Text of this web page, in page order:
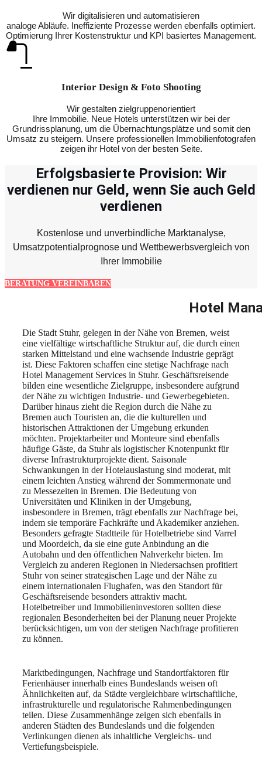
Wir digitalisieren und automatisieren
analoge Abläufe. Ineffiziente Prozesse werden ebenfalls optimiert.
Optimierung Ihrer Kostenstruktur und KPI basiertes Management.
Interior Design & Foto Shooting
Wir gestalten zielgruppenorientiert
Ihre Immobilie. Neue Hotels unterstützen wir bei der
Grundrissplanung, um die Übernachtungsplätze und somit den
Umsatz zu steigern. Unsere professionellen Immobilienfotografen
zeigen ihr Hotel von der besten Seite.
Erfolgsbasierte Provision: Wir
verdienen nur Geld, wenn Sie auch Geld
verdienen
Kostenlose und unverbindliche Marktanalyse,
Umsatzpotentialprognose und Wettbewerbsvergleich von
Ihrer Immobilie
BERATUNG VEREINBAREN
Hotel
Die Stadt Stuhr, gelegen in der Nähe von Bremen, weist
eine vielfältige wirtschaftliche Struktur auf, die durch einen
starken Mittelstand und eine wachsende Industrie geprägt
ist. Diese Faktoren schaffen eine stetige Nachfrage nach
Hotel Management Services in Stuhr. Geschäftsreisende
bilden eine wesentliche Zielgruppe, insbesondere aufgrund
der Nähe zu wichtigen Industrie- und Gewerbegebieten.
Darüber hinaus zieht die Region durch die Nähe zu
Bremen auch Touristen an, die die kulturellen und
historischen Attraktionen der Umgebung erkunden
möchten. Projektarbeiter und Monteure sind ebenfalls
häufige Gäste, da Stuhr als logistischer Knotenpunkt für
diverse Infrastrukturprojekte dient. Saisonale
Schwankungen in der Hotelauslastung sind moderat, mit
einem leichten Anstieg während der Sommermonate und
zu Messezeiten in Bremen. Die Bedeutung von
Universitäten und Kliniken in der Umgebung,
insbesondere in Bremen, trägt ebenfalls zur Nachfrage bei,
indem sie temporäre Fachkräfte und Akademiker anziehen.
Besonders gefragte Stadtteile für Hotelbetriebe sind Varrel
und Moordeich, da sie eine gute Anbindung an die
Autobahn und den öffentlichen Nahverkehr bieten. Im
Vergleich zu anderen Regionen in Niedersachsen profitiert
Stuhr von seiner strategischen Lage und der Nähe zu
einem internationalen Flughafen, was den Standort für
Geschäftsreisende besonders attraktiv macht.
Hotelbetreiber und Immobilieninvestoren sollten diese
regionalen Besonderheiten bei der Planung neuer Projekte
berücksichtigen, um von der stetigen Nachfrage profitieren
zu können.
Marktbedingungen, Nachfrage und Standortfaktoren für
Ferienhäuser innerhalb eines Bundeslands weisen oft
Ähnlichkeiten auf, da Städte vergleichbare wirtschaftliche,
infrastrukturelle und regulatorische Rahmenbedingungen
teilen. Diese Zusammenhänge zeigen sich ebenfalls in
anderen Städten des Bundeslands und die folgenden
Verlinkungen dienen als inhaltliche Vergleichs- und
Vertiefungsbeispiele.